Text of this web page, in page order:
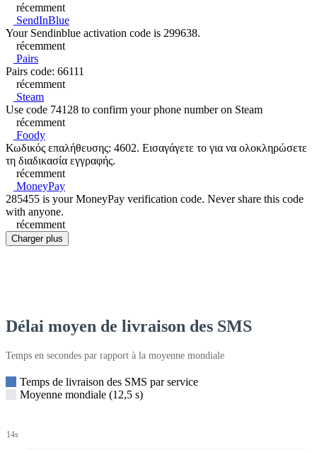
récemment
SendInBlue
Your Sendinblue activation code is 299638.
récemment
Pairs
Pairs code: 66111
récemment
Steam
Use code 74128 to confirm your phone number on Steam
récemment
Foody
Κωδικός επαλήθευσης: 4602. Εισαγάγετε το για να ολοκληρώσετε
τη διαδικασία εγγραφής.
récemment
MoneyPay
285455 is your MoneyPay verification code. Never share this code
with anyone.
récemment
Charger plus
Délai moyen de livraison des SMS
Temps en secondes par rapport à la moyenne mondiale
Temps de livraison des SMS par service
Moyenne mondiale (12,5 s)
14s